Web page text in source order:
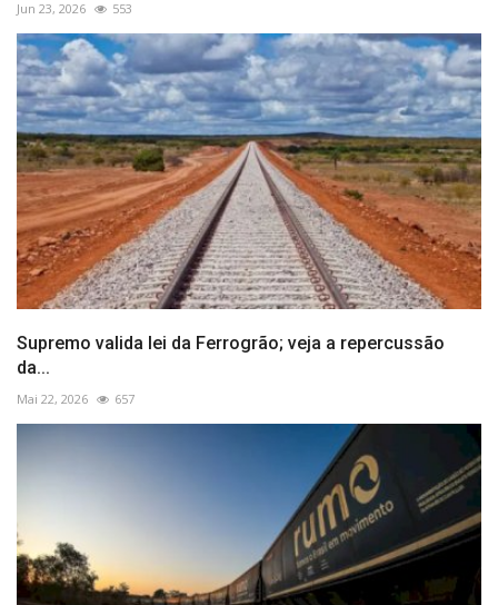
Jun 23, 2026 553
Supremo valida lei da Ferrogrão; veja a repercussão
da...
Mai 22, 2026 657